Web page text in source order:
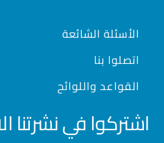
Footer
الأسئلة الشائعة
اتصلوا بنا
القواعد واللوائح
اشتركوا في نشرتنا